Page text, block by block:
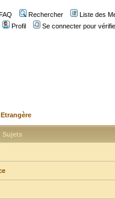
Rechercher Liste des
Profil
Se connecter pour
Sujets